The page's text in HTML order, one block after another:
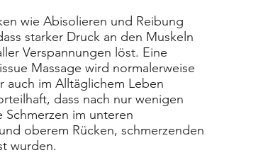
wie Abisolieren und Reibung
starker Druck an den Muskeln
Verspannungen löst. Eine
Massage wird normalerweise
auch im Alltäglichem Leben
dass nach nur wenigen
Schmerzen im unteren
oberem Rücken, schmerzenden
wurden.